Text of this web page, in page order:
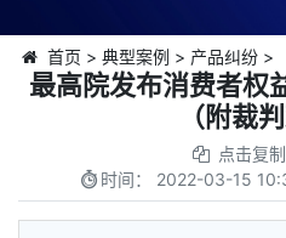
首页 > 典型案例 > 产品纠纷>
最高院发布消费者权
（附裁
点击复
时间： 2022-03-15